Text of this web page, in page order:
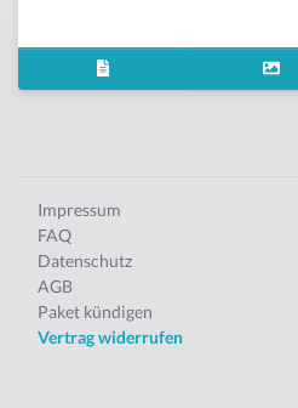
Impressum
FAQ
Datenschutz
AGB
Paket kündigen
Vertrag widerrufen